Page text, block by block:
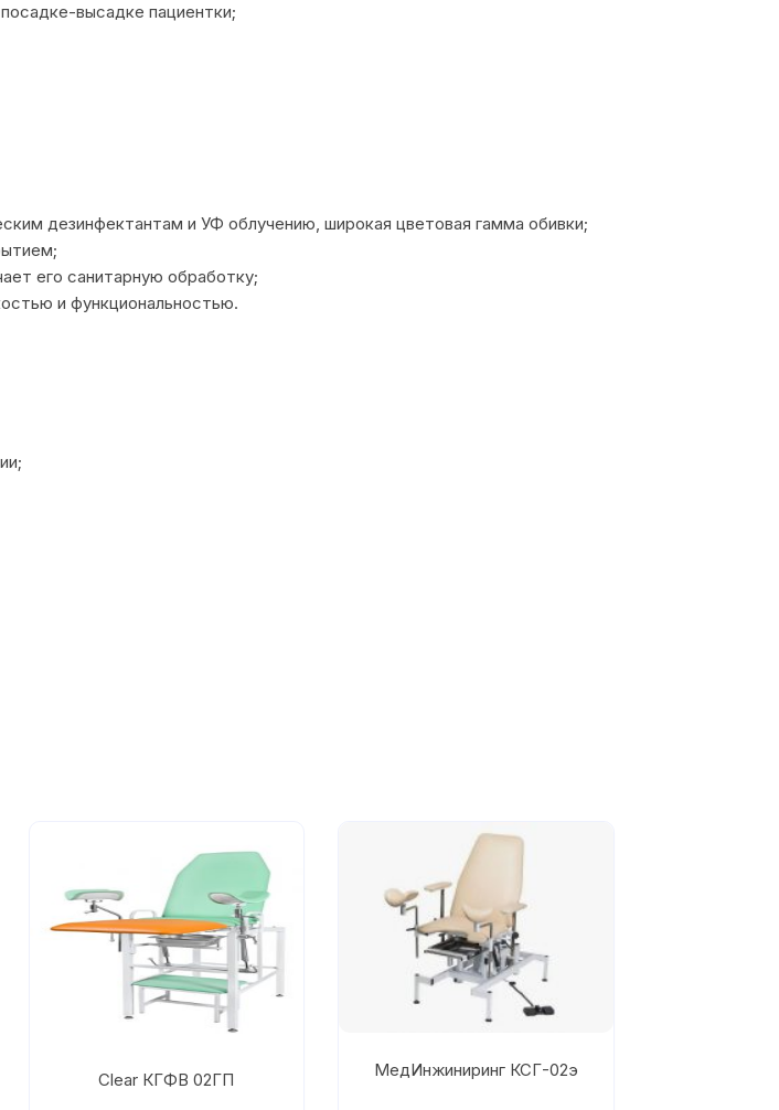
высадке пациентки;
дезинфектантам и УФ облучению, широкая цветовая гамма обивки;
его санитарную обработку;
и функциональностью.
Clear КГФВ 02ГП
МедИнжиниринг КСГ-02э